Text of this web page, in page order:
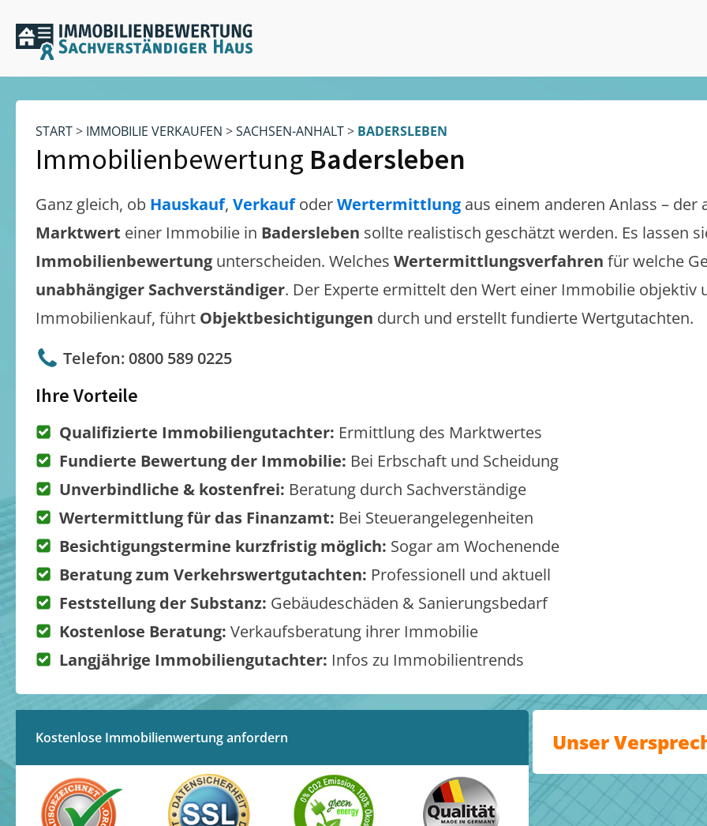
START> IMMOBILIE VERKAUFEN >SACHSEN-ANHALT> BADERSLEBEN
Immobilienbewertung Badersleben
Ganz gleich, ob Hauskauf, VerkaufoderWertermittlung aus einem anderen Anlass – der
Marktwert einer Immobilie in Badersleben sollte realistisch geschätzt werden. Es lassen
Immobilienbewertung unterscheiden. Welches Wertermittlungsverfahren für welche
unabhängiger Sachverständiger. Der Experte ermittelt den Wert einer Immobilie objektiv
Immobilienkauf, führt Objektbesichtigungen durch und erstellt fundierte Wertgutachten.
Telefon: 0800 589 0225
Ihre Vorteile
Qualifizierte Immobiliengutachter: Ermittlung des Marktwertes
Fundierte Bewertung der Immobilie: Bei Erbschaft und Scheidung
Unverbindliche & kostenfrei: Beratung durch Sachverständige
Wertermittlung für das Finanzamt: Bei Steuerangelegenheiten
Besichtigungstermine kurzfristig möglich: Sogar am Wochenende
Beratung zum Verkehrswertgutachten: Professionell und aktuell
Feststellung der Substanz: Gebäudeschäden & Sanierungsbedarf
Kostenlose Beratung: Verkaufsberatung ihrer Immobilie
Langjährige Immobiliengutachter: Infos zu Immobilientrends
Kostenlose Immobilienwertung anfordern Unser